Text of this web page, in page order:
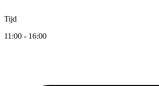
Tijd
11:00 - 16:00